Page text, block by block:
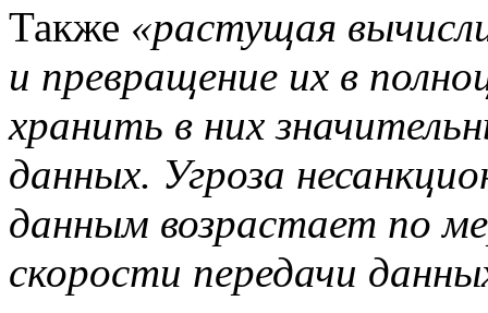
Также «растущая
и превращение их в
хранить в них
данных. Угроза
данным возрастает по
скорости передачи